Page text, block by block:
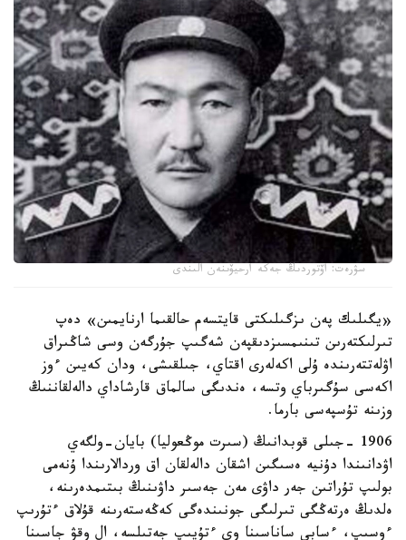
سۋرەت: اۆتوردىڭ جەكە ارحيۆىنەن الىندى
«يگىلىك پەن ىزگىلىكتى قايتسەم حالقىما ارنايمىن» دەپ
تىرلىكتەرىن تىنىمسىزدىقپەن شەگىپ جۇرگەن وسى شاڭىراق
اۋلەتتەرىندە ۇلى اكەلەرى اقتاي، جىلقىشى، ودان كەيىن ءوز
اكەسى سۇگىرباي وتسە، ەندىگى سالماق قارشاداي دالەلقاننىڭ
وزىنە تۇسپەسى بارما.
1906 -جىلى قوبدانىڭ (سىرت موڭعوليا) بايان-ولگەي
اۋدانىندا دۇنيە ەسىگىن اشقان دالەلقان اق وردالارىندا ۇنەمى
بولىپ تۇراتىن جەر داۋى مەن جەسىر داۋىنىڭ بىتىمدەرىنە،
ەلدىڭ ەرتەڭگى تىرلىگى جونىندەگى كەڭەستەرىنە قۇلاق ءتۇرىپ
ءوسىپ، ءسابي ساناسىنا وي ءتۇيىپ جەتىلسە، ال وقۋ جاسىنا